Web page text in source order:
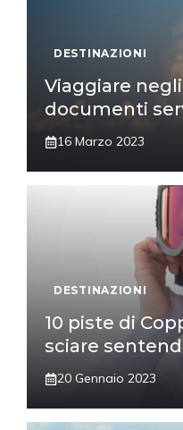
DESTINAZIONI
Viaggiare
documenti
16 Marzo 2023
DESTINAZIONI
10 piste di
sciare
20 Gennaio 2023